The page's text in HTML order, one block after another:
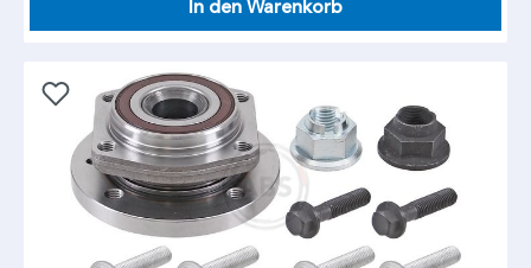
In den Warenkorb